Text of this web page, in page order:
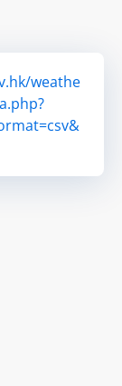
weathe